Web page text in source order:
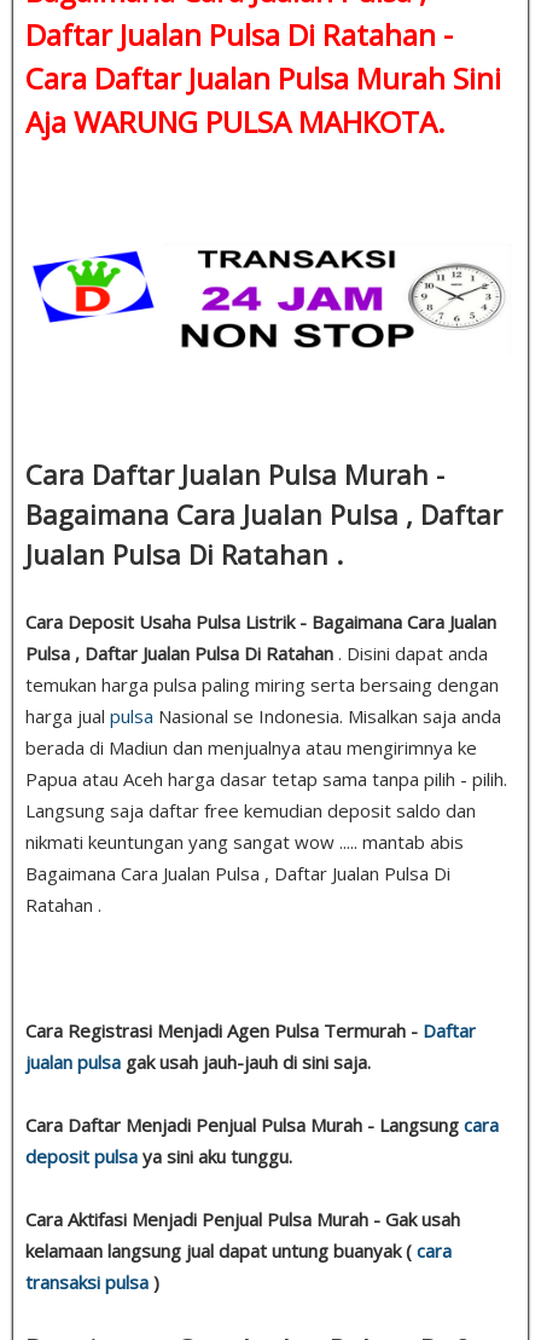
Daftar Jualan Pulsa Di Ratahan -
Cara Daftar Jualan Pulsa Murah Sini
Aja WARUNG PULSA MAHKOTA.
Cara Daftar Jualan Pulsa Murah -
Bagaimana Cara Jualan Pulsa , Daftar
Jualan Pulsa Di Ratahan .
Cara Deposit Usaha Pulsa Listrik - Bagaimana Cara Jualan
Pulsa , Daftar Jualan Pulsa Di Ratahan . Disini dapat anda
temukan harga pulsa paling miring serta bersaing dengan
harga jual pulsa Nasional se Indonesia. Misalkan saja anda
berada di Madiun dan menjualnya atau mengirimnya ke
Papua atau Aceh harga dasar tetap sama tanpa pilih - pilih.
Langsung saja daftar free kemudian deposit saldo dan
nikmati keuntungan yang sangat wow ..... mantab abis
Bagaimana Cara Jualan Pulsa , Daftar Jualan Pulsa Di
Ratahan .
Cara Registrasi Menjadi Agen Pulsa Termurah - Daftar
jualan pulsa gak usah jauh-jauh di sini saja.
Cara Daftar Menjadi Penjual Pulsa Murah - Langsung cara
deposit pulsa ya sini aku tunggu.
Cara Aktifasi Menjadi Penjual Pulsa Murah - Gak usah
kelamaan langsung jual dapat untung buanyak ( cara
transaksi pulsa )